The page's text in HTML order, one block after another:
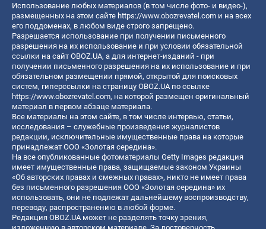
Использование любых материалов (в том числе фото- и видео-),
размещенных на этом сайте https://www.obozrevatel.com и на всех
его поддоменах, в любом виде строго запрещено.
Разрешается использование при получении письменного
разрешения на их использование и при условии обязательной
ссылки на сайт OBOZ.UA, а для интернет-изданий - при
получении письменного разрешения на их использование и при
обязательном размещении прямой, открытой для поисковых
систем, гиперссылки на страницу OBOZ.UA по ссылке
https://www.obozrevatel.com, на которой размещен оригинальный
материал в первом абзаце материала.
Все материалы на этом сайте, в том числе интервью, статьи,
исследования – служебные произведения журналистов
редакции, исключительные имущественные права на которые
принадлежат ООО «Золотая середина».
На все опубликованные фотоматериалы Getty Images редакция
имеет имущественные права, защищаемые законом Украины
«Об авторских правах и смежных правах», никто не имеет права
без письменного разрешения ООО «Золотая середина» их
использовать, они не подлежат дальнейшему воспроизводству,
переводу, распространению в любой форме.
Редакция OBOZ.UA может не разделять точку зрения,